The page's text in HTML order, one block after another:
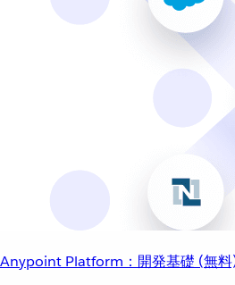
Anypoint Platform：開発基礎 (無料